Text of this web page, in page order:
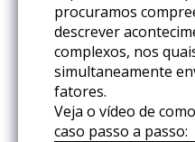
procuramos
descrever
complexos, nos
simultaneamente
fatores.
Veja o vídeo de
caso passo a passo: